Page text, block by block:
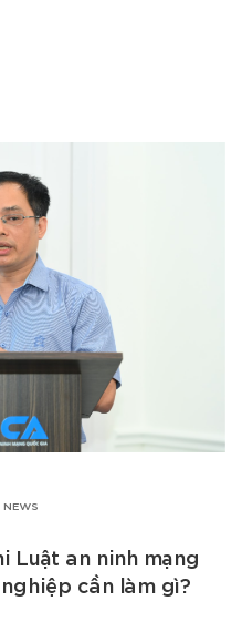
NEWS
Luật an ninh mạng
cần làm gì?